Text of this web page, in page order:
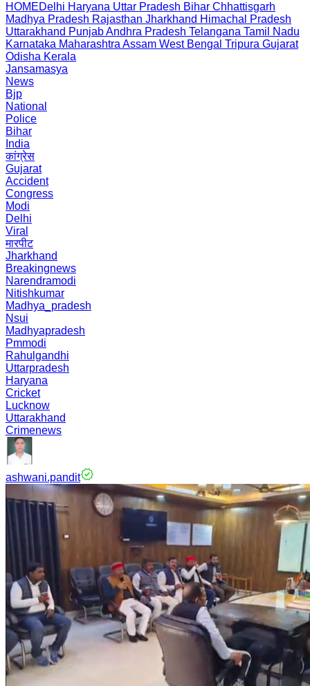
HOMEDelhi Haryana Uttar Pradesh Bihar Chhattisgarh
Madhya Pradesh Rajasthan Jharkhand Himachal Pradesh
Uttarakhand PunjabAndhra Pradesh Telangana Tamil Nadu
Karnataka Maharashtra Assam West Bengal Tripura Gujarat
Odisha Kerala
Jansamasya
News
Bjp
National
Police
Bihar
India
कांग्रेस
Gujarat
Accident
Congress
Modi
Delhi
Viral
मारपीट
Jharkhand
Breakingnews
Narendramodi
Nitishkumar
Madhya_pradesh
Nsui
Madhyapradesh
Pmmodi
Rahulgandhi
Uttarpradesh
Haryana
Cricket
Lucknow
Uttarakhand
Crimenews
ashwani.pandit